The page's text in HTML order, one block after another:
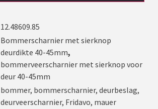
12.48609.85
Bommerscharnier met sierknop
deurdikte 40-45mm,
bommerveerscharnier met sierknop voor
deur 40-45mm
bommer, bommerscharnier, deurbeslag,
deurveerscharnier, Fridavo, mauer